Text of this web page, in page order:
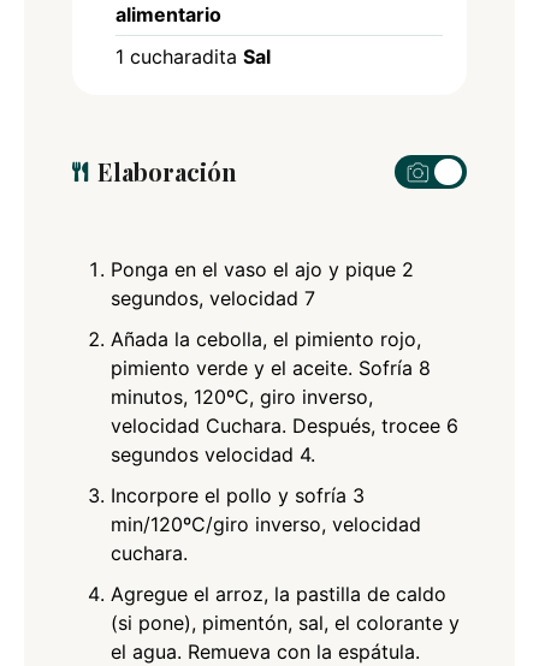
alimentario
1 cucharadita Sal
Elaboración
Ponga en el vaso el ajo y pique 2
segundos, velocidad 7
Añada la cebolla, el pimiento rojo,
pimiento verde y el aceite. Sofría 8
minutos, 120ºC, giro inverso,
velocidad Cuchara. Después, trocee 6
segundos velocidad 4.
Incorpore el pollo y sofría 3
min/120ºC/giro inverso, velocidad
cuchara.
Agregue el arroz, la pastilla de caldo
(si pone), pimentón, sal, el colorante y
el agua. Remueva con la espátula.